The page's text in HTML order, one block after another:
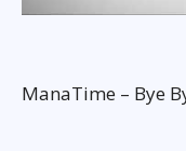
ManaTime – Bye